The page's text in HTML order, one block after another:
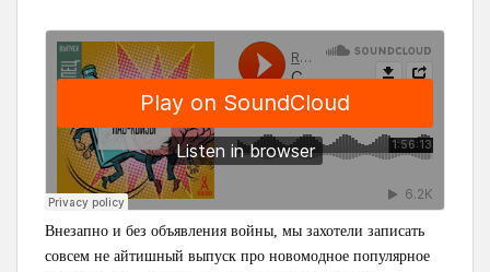
Внезапно и без объявления войны, мы захотели записать
совсем не айтишный выпуск про новомодное популярное